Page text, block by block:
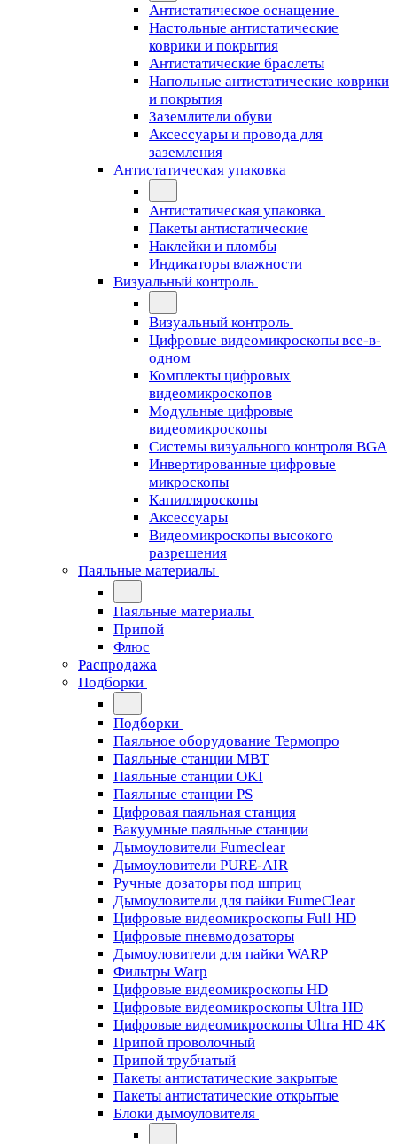
Антистатическое оснащение
Настольные антистатические
коврики и покрытия
Антистатические браслеты
Напольные антистатические коврики
и покрытия
Заземлители обуви
Аксессуары и провода для
заземления
Антистатическая упаковка
Антистатическая упаковка
Пакеты антистатические
Наклейки и пломбы
Индикаторы влажности
Визуальный контроль
Визуальный контроль
Цифровые видеомикроскопы все-в-
одном
Комплекты цифровых
видеомикроскопов
Модульные цифровые
видеомикроскопы
Cистемы визуального контроля BGA
Инвертированные цифровые
микроскопы
Капилляроскопы
Аксессуары
Видеомикроскопы высокого
разрешения
Паяльные материалы
Паяльные материалы
Припой
Флюс
Распродажа
Подборки
Подборки
Паяльное оборудование Термопро
Паяльные станции MBT
Паяльные станции OKI
Паяльные станции PS
Цифровая паяльная станция
Вакуумные паяльные станции
Дымоуловители Fumeclear
Дымоуловители PURE-AIR
Ручные дозаторы под шприц
Дымоуловители для пайки FumeClear
Цифровые видеомикроскопы Full HD
Цифровые пневмодозаторы
Дымоуловители для пайки WARP
Фильтры Warp
Цифровые видеомикроскопы HD
Цифровые видеомикроскопы Ultra HD
Цифровые видеомикроскопы Ultra HD 4K
Припой проволочный
Припой трубчатый
Пакеты антистатические закрытые
Пакеты антистатические открытые
Блоки дымоуловителя